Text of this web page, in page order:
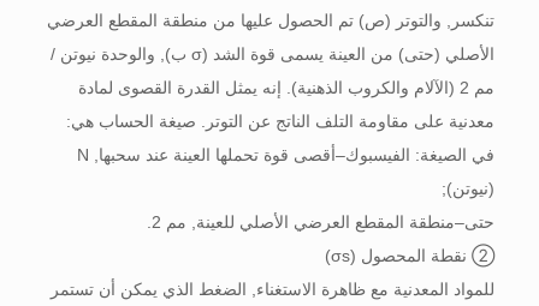
تنكسر, والتوتر (ص) تم الحصول عليها من منطقة المقطع العرضي
الأصلي (حتى) من العينة يسمى قوة الشد (σ ب), والوحدة نيوتن /
مم 2 (الآلام والكروب الذهنية). إنه يمثل القدرة القصوى لمادة
معدنية على مقاومة التلف الناتج عن التوتر. صيغة الحساب هي:
في الصيغة: الفيسبوك–أقصى قوة تحملها العينة عند سحبها, N
(نيوتن);
حتى–منطقة المقطع العرضي الأصلي للعينة, مم 2.
② نقطة المحصول (σs)
للمواد المعدنية مع ظاهرة الاستغناء, الضغط الذي يمكن أن تستمر